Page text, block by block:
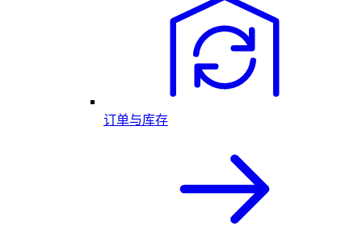
订单与库存